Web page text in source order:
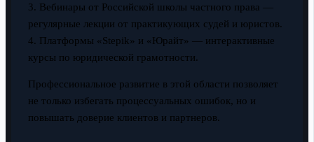
3. Вебинары от Российской школы частного права —
регулярные лекции от практикующих судей и юристов.
4. Платформы «Stepik» и «Юрайт» — интерактивные
курсы по юридической грамотности.
Профессиональное развитие в этой области позволяет
не только избегать процессуальных ошибок, но и
повышать доверие клиентов и партнеров.